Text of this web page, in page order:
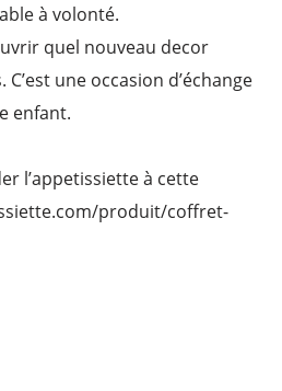
à volonté.
quel nouveau decor
une occasion d’échange
enfant.
l’appetissiette à cette
produit/coffret-